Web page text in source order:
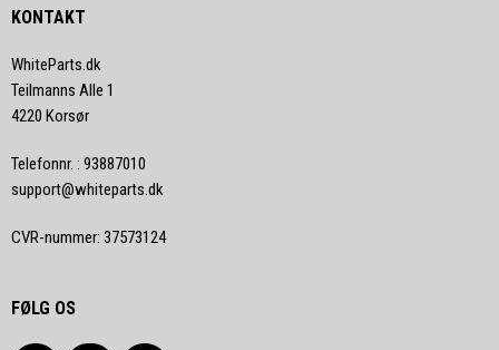
KONTAKT
WhiteParts.dk
Teilmanns Alle 1
4220 Korsør
Telefonnr. : 93887010
support@whiteparts.dk
CVR-nummer: 37573124
FØLG OS